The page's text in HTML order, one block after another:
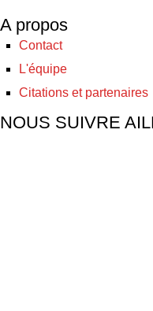
A propos
Contact
L'équipe
Citations et partenaires
NOUS SUIVRE